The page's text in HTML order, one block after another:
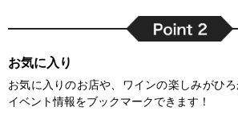
お気に入り
お気に入りのお店や、ワインの楽しみがひ
イベント情報をブックマークできます！